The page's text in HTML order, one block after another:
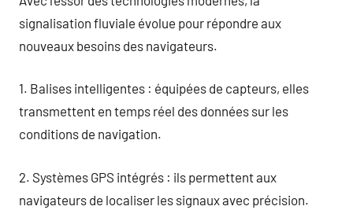
signalisation fluviale évolue pour répondre aux
nouveaux besoins des navigateurs.
1. Balises intelligentes : équipées de capteurs, elles
transmettent en temps réel des données sur les
conditions de navigation.
2. Systèmes GPS intégrés : ils permettent aux
navigateurs de localiser les signaux avec précision.